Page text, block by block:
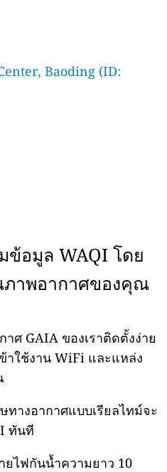
Baoding (ID:
อมูล WAQI โดย
าพอากาศของคุณ
ศ GAIA ของเราติดตั้งง่าย
าใช้งาน WiFi และแหล่ง
างอากาศแบบเรียลไทม์จะ
ทันที
ไฟกันน้ำความยาว 10